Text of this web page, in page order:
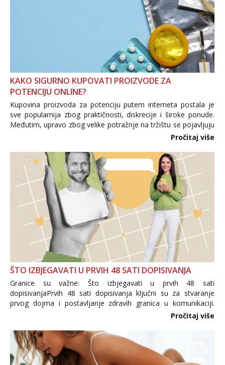
KAKO SIGURNO KUPOVATI PROIZVODE ZA
POTENCIJU ONLINE?
Kupovina proizvoda za potenciju putem interneta postala je
sve popularnija zbog praktičnosti, diskrecije i široke ponude.
Međutim, upravo zbog velike potražnje na tržištu se pojavljuju
i brojni krivotvoreni proizvodi, nepouzdane internetske
Pročitaj više
ŠTO IZBJEGAVATI U PRVIH 48 SATI DOPISIVANJA
Granice su važne: Što izbjegavati u prvih 48 sati
dopisivanjaPrvih 48 sati dopisivanja ključni su za stvaranje
prvog dojma i postavljanje zdravih granica u komunikaciji.
Važno je izbjeći prebrzo otkrivanje osobnih ili intimnih
informacija, jer nepoznata osoba još nije zaslužila to
povjerenje. Takođe...
Pročitaj više